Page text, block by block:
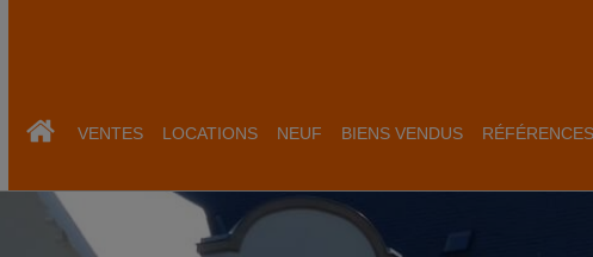
VENTES LOCATIONS NEUF BIENS VENDUS RÉFÉRENCES